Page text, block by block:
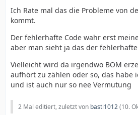
Ich Rate mal das die Probleme von
kommt.
Der fehlerhafte Code wahr erst
aber man sieht ja das der
Vielleicht wird da irgendwo BOM
aufhört zu zählen oder so, das habe
und ist auch nur so nee Vermutung
2 Mal editiert, zuletzt von basti1012(10.